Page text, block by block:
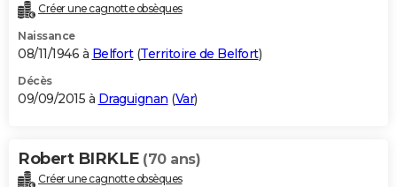
Créer une cagnotte obsèques
Naissance
08/11/1946 à Belfort(Territoire de Belfort)
Décès
09/09/2015 à Draguignan (Var)
Robert BIRKLE (70 ans)
Créer une cagnotte obsèques